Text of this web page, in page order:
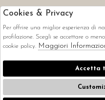
Cookies & Privacy
Per offrire una miglior esperienza di
profilazione. Scegli se accettare o
cookie policy. Maggiori
Accetta